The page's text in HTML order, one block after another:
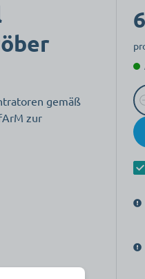
gemäß
zur